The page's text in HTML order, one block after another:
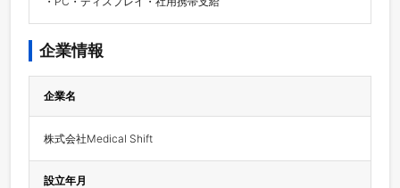
企業情報
企業名
株式会社Medical Shift
設立年月